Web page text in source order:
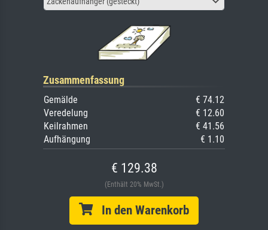
Zusammenfassung
Gemälde
€ 74.12
Veredelung
€ 12.60
Keilrahmen
€ 41.56
Aufhängung
€ 1.10
€ 129.38
(Enthält 20% MwSt.)
In den Warenkorb